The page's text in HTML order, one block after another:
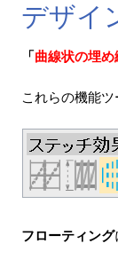
デザイ
「曲線状の埋め
これらの機能
フローティング